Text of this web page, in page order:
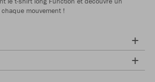
mouvement !